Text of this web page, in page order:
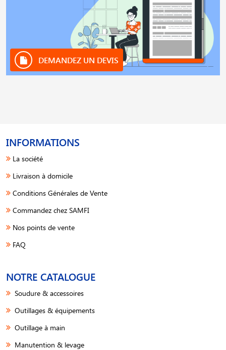
DEMANDEZ UN DEVIS
INFORMATIONS
La société
Livraison à domicile
Conditions Générales de Vente
Commandez chez SAMFI
Nos points de vente
FAQ
NOTRE CATALOGUE
Soudure & accessoires
Outillages & équipements
Outillage à main
Manutention & levage